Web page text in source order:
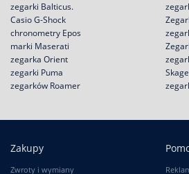
zegarki Balticus.
Casio G-Shock
chronometry Epos
marki Maserati
zegarka Orient
zegarki Puma
zegarków Roamer
Zakupy
Zwroty i wymiany